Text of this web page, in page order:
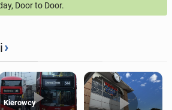
Door to Door.
›
Kierowcy